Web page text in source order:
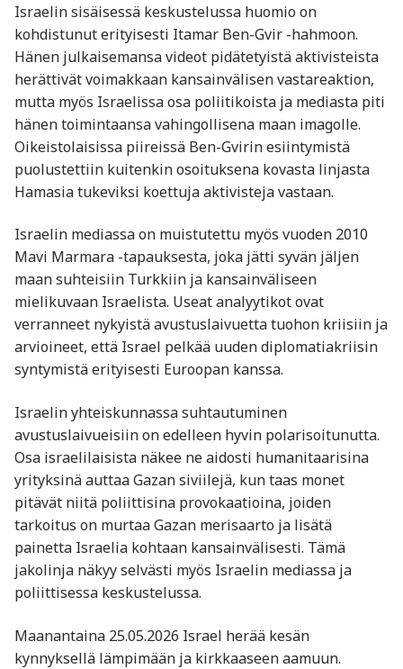
Israelin sisäisessä keskustelussa huomio on
kohdistunut erityisesti Itamar Ben-Gvir -hahmoon.
Hänen julkaisemansa videot pidätetyistä aktivisteista
herättivät voimakkaan kansainvälisen vastareaktion,
mutta myös Israelissa osa poliitikoista ja mediasta piti
hänen toimintaansa vahingollisena maan imagolle.
Oikeistolaisissa piireissä Ben-Gvirin esiintymistä
puolustettiin kuitenkin osoituksena kovasta linjasta
Hamasia tukeviksi koettuja aktivisteja vastaan.
Israelin mediassa on muistutettu myös vuoden 2010
Mavi Marmara -tapauksesta, joka jätti syvän jäljen
maan suhteisiin Turkkiin ja kansainväliseen
mielikuvaan Israelista. Useat analyytikot ovat
verranneet nykyistä avustuslaivuetta tuohon kriisiin ja
arvioineet, että Israel pelkää uuden diplomatiakriisin
syntymistä erityisesti Euroopan kanssa.
Israelin yhteiskunnassa suhtautuminen
avustuslaivueisiin on edelleen hyvin polarisoitunutta.
Osa israelilaisista näkee ne aidosti humanitaarisina
yrityksinä auttaa Gazan siviilejä, kun taas monet
pitävät niitä poliittisina provokaatioina, joiden
tarkoitus on murtaa Gazan merisaarto ja lisätä
painetta Israelia kohtaan kansainvälisesti. Tämä
jakolinja näkyy selvästi myös Israelin mediassa ja
poliittisessa keskustelussa.
Maanantaina 25.05.2026 Israel herää kesän
kynnyksellä lämpimään ja kirkkaaseen aamuun.